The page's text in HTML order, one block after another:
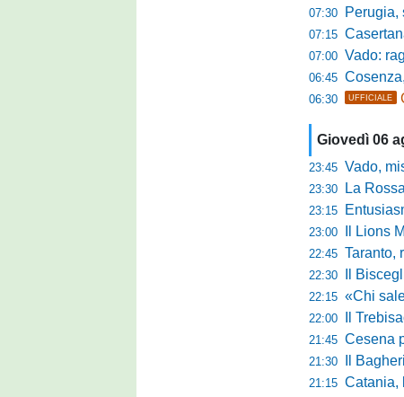
07:30 Perugia,
07:15 Casertana,
07:00 Vado:
06:45 Cosenza,
06:30 UFFICIALE
Giovedì 06
23:45 Vado, mister
23:30 La
23:15
23:00 Il Lions
22:45 Taranto,
22:30 Il
22:15 «Chi sale
22:00 Il
21:45 Cesena
21:30 Il
21:15 Catania, la